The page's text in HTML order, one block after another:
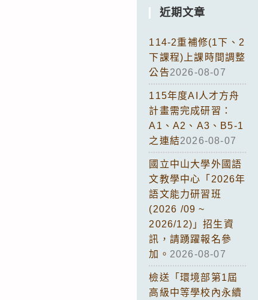
近期文章
114-2重補修(1下、2
下課程)上課時間調整
公告2026-08-07
115年度AI人才方舟
計畫需完成研習：
A1、A2、A3、B5-1
之連結2026-08-07
國立中山大學外國語
文教學中心「2026年
語文能力研習班
(2026 /09 ~
2026/12)」招生資
訊，請踴躍報名參
加。 2026-08-07
檢送「環境部第1屆
高級中等學校內永續